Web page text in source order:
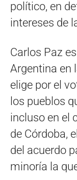
político, en
intereses de
Carlos Paz
Argentina en
elige por el
los pueblos
incluso en el
de Córdoba,
del acuerdo
minoría la